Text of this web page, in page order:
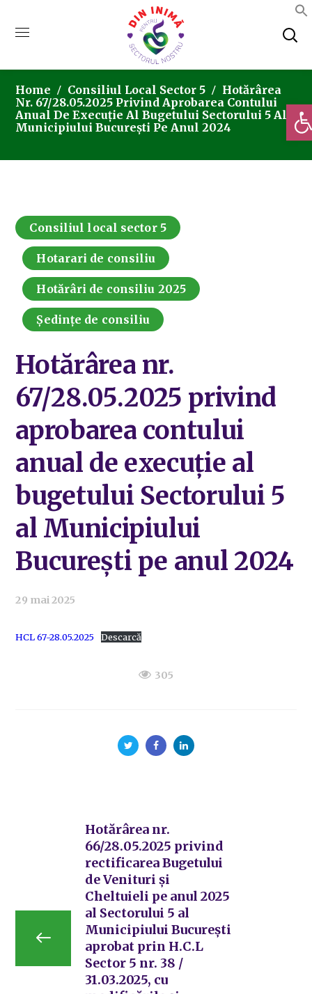
Home Consiliul Local Sector 5
Hotărârea
Nr. 67/28.05.2025 Privind Aprobarea Contului
Anual De Execuție Al Bugetului Sectorului 5 Al
Municipiului București Pe Anul 2024
Consiliul local sector 5
Hotarari de consiliu
Hotărâri de consiliu 2025
Ședințe de consiliu
Hotărârea nr.
67/28.05.2025 privind
aprobarea contului
anual de execuție al
bugetului Sectorului 5
al Municipiului
București pe anul 2024
29 mai 2025
HCL 67-28.05.2025 Descarcă
305
Hotărârea nr.
66/28.05.2025 privind
rectificarea Bugetului
de Venituri și
Cheltuieli pe anul 2025
al Sectorului 5 al
Municipiului București
aprobat prin H.C.L
Sector 5 nr. 38 /
31.03.2025, cu